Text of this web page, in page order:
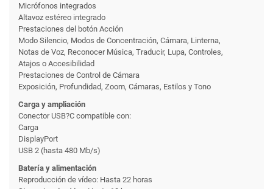
Micrófonos integrados
Altavoz estéreo integrado
Prestaciones del botón Acción
Modo Silencio, Modos de Concentración, Cámara, Linterna,
Notas de Voz, Reconocer Música, Traducir, Lupa, Controles,
Atajos o Accesibilidad
Prestaciones de Control de Cámara
Exposición, Profundidad, Zoom, Cámaras, Estilos y Tono
Carga y ampliación
Conector USB?C compatible con:
Carga
DisplayPort
USB 2 (hasta 480 Mb/s)
Batería y alimentación
Reproducción de vídeo: Hasta 22 horas